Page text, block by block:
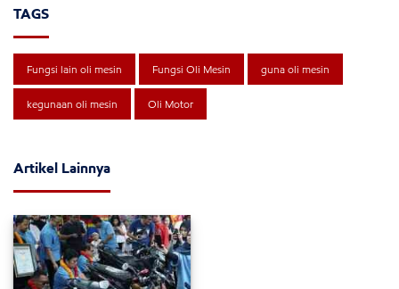
TAGS
Fungsi lain oli mesin Fungsi Oli Mesin guna oli mesin
kegunaan oli mesin Oli Motor
Artikel Lainnya